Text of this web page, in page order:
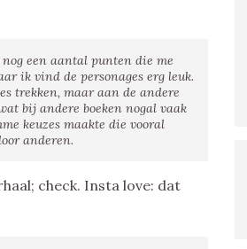
een aantal punten die me
ik vind de personages erg leuk.
trekken, maar aan de andere
bij andere boeken nogal vaak
keuzes maakte die vooral
anderen.
check. Insta love: dat